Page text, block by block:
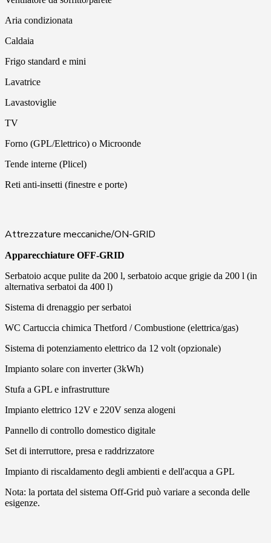
Aria condizionata
Caldaia
Frigo standard e mini
Lavatrice
Lavastoviglie
TV
Forno (GPL/Elettrico) o Microonde
Tende interne (Plicel)
Reti anti-insetti (finestre e porte)
Attrezzature meccaniche/ON-GRID
Apparecchiature OFF-GRID
Serbatoio acque pulite da 200 l, serbatoio acque grigie da 200 l (in
alternativa serbatoi da 400 l)
Sistema di drenaggio per serbatoi
WC Cartuccia chimica Thetford / Combustione (elettrica/gas)
Sistema di potenziamento elettrico da 12 volt (opzionale)
Impianto solare con inverter (3kWh)
Stufa a GPL e infrastrutture
Impianto elettrico 12V e 220V senza alogeni
Pannello di controllo domestico digitale
Set di interruttore, presa e raddrizzatore
Impianto di riscaldamento degli ambienti e dell'acqua a GPL
Nota: la portata del sistema Off-Grid può variare a seconda delle
esigenze.